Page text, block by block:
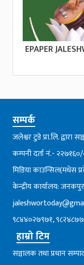
EPAPER
सम्पर्क
जलेश्वर टुडे प्रा.लि. द्वारा
कम्पनी दर्ता नं.-
मिडिया काउन्सिल(मधेस
केन्द्रीय कार्यालय:
९८४४०२७९७१,
हाम्रो टिम
सञ्चालक तथा प्रधान